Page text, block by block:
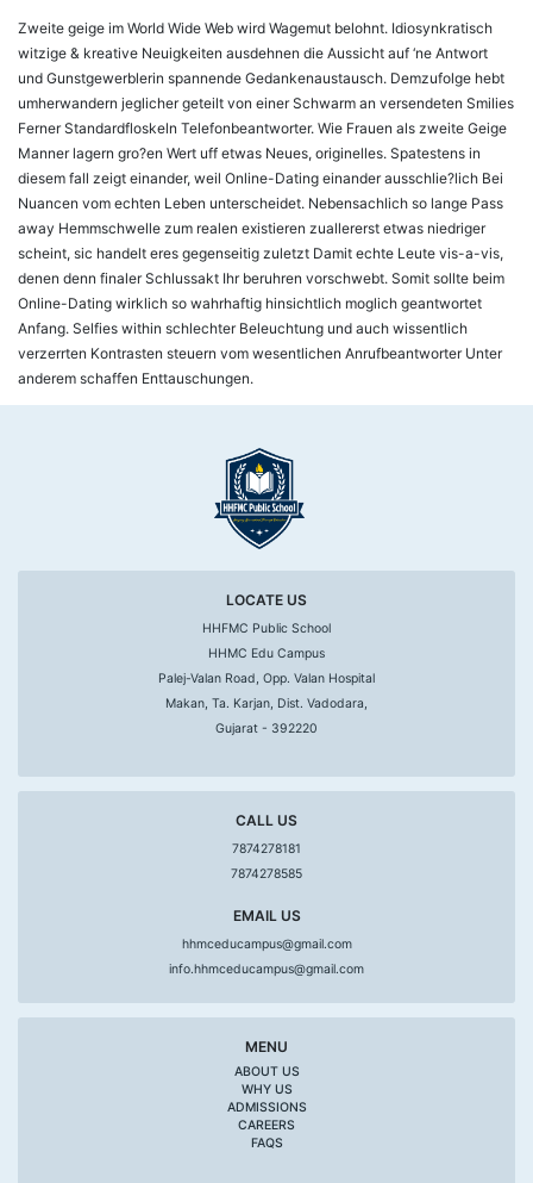
Zweite geige im World Wide Web wird Wagemut belohnt. Idiosynkratisch
witzige & kreative Neuigkeiten ausdehnen die Aussicht auf ‘ne Antwort
und Gunstgewerblerin spannende Gedankenaustausch. Demzufolge hebt
umherwandern jeglicher geteilt von einer Schwarm an versendeten Smilies
Ferner Standardfloskeln Telefonbeantworter. Wie Frauen als zweite Geige
Manner lagern gro?en Wert uff etwas Neues, originelles. Spatestens in
diesem fall zeigt einander, weil Online-Dating einander ausschlie?lich Bei
Nuancen vom echten Leben unterscheidet. Nebensachlich so lange Pass
away Hemmschwelle zum realen existieren zuallererst etwas niedriger
scheint, sic handelt eres gegenseitig zuletzt Damit echte Leute vis-a-vis,
denen denn finaler Schlussakt Ihr beruhren vorschwebt. Somit sollte beim
Online-Dating wirklich so wahrhaftig hinsichtlich moglich geantwortet
Anfang. Selfies within schlechter Beleuchtung und auch wissentlich
verzerrten Kontrasten steuern vom wesentlichen Anrufbeantworter Unter
anderem schaffen Enttauschungen.
LOCATE US
HHFMC Public School
HHMC Edu Campus
Palej-Valan Road, Opp. Valan Hospital
Makan, Ta. Karjan, Dist. Vadodara,
Gujarat - 392220
CALL US
7874278181
7874278585
EMAIL US
hhmceducampus@gmail.com
info.hhmceducampus@gmail.com
MENU
ABOUT US
WHY US
ADMISSIONS
CAREERS
FAQS